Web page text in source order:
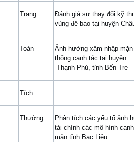
Trang
Đánh giá sự thay đổi kỹ
vùng đê bao tại huyện
Toàn
Ảnh hưởng xâm nhập
thống canh tác tại huyện
Thạnh Phú, tỉnh Bến Tre
Tích
Thưởng
Phân tích các yếu tố ảnh
tài chính các mô hình
mặn tỉnh Bạc Liêu